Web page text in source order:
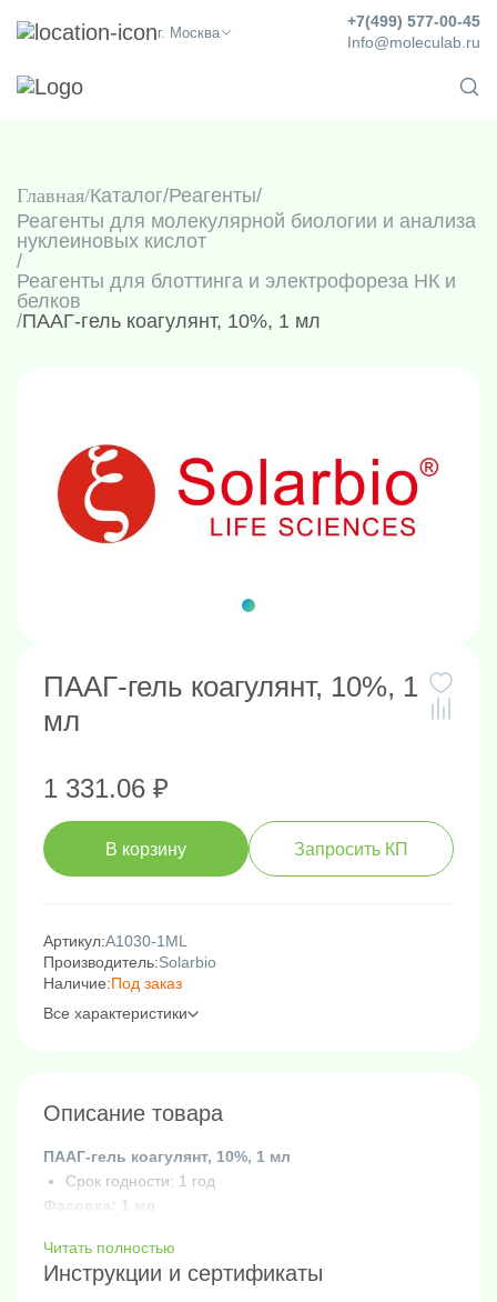
г. Москва
Info@moleculab.ru
+7(499) 577-00-45
Главная Каталог/Реагенты/
Реагенты для молекулярной биологии и анализа
нуклеиновых кислот
/
Реагенты для блоттинга и электрофореза НК и
белков
/ПААГ-гель коагулянт, 10%, 1 мл
ПААГ-гель коагулянт, 10%, 1
мл
1 331.06 ₽
В корзину Запросить КП
Артикул:A1030-1ML
Производитель:Solarbio
Наличие:Под заказ
Все характеристики
Описание товара
ПААГ-гель коагулянт, 10%, 1 мл
Срок годности: 1 год
Фасовка: 1 мл
Читать полностью
Инструкции и сертификаты